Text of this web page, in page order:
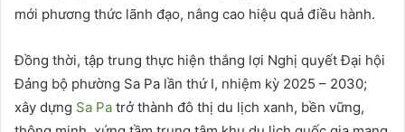
mới phương thức lãnh đạo, nâng cao hiệu quả điều hành.
Đồng thời, tập trung thực hiện thắng lợi Nghị quyết Đại hội
Đảng bộ phường Sa Pa lần thứ I, nhiệm kỳ 2025 – 2030;
xây dựng Sa Pa trở thành đô thị du lịch xanh, bền vững,